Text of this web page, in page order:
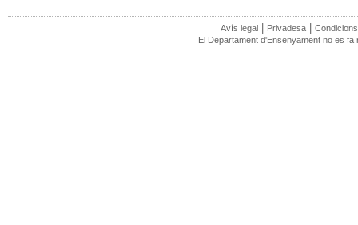
Avís legal | Privadesa |
El Departament d'Ensenyament no es